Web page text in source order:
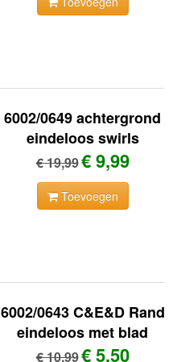
6002/0649 achtergrond
eindeloos swirls
€ 19,99€ 9,99
Toevoegen
6002/0643 C&E&D Rand
eindeloos met blad
€ 10,99€ 5,50